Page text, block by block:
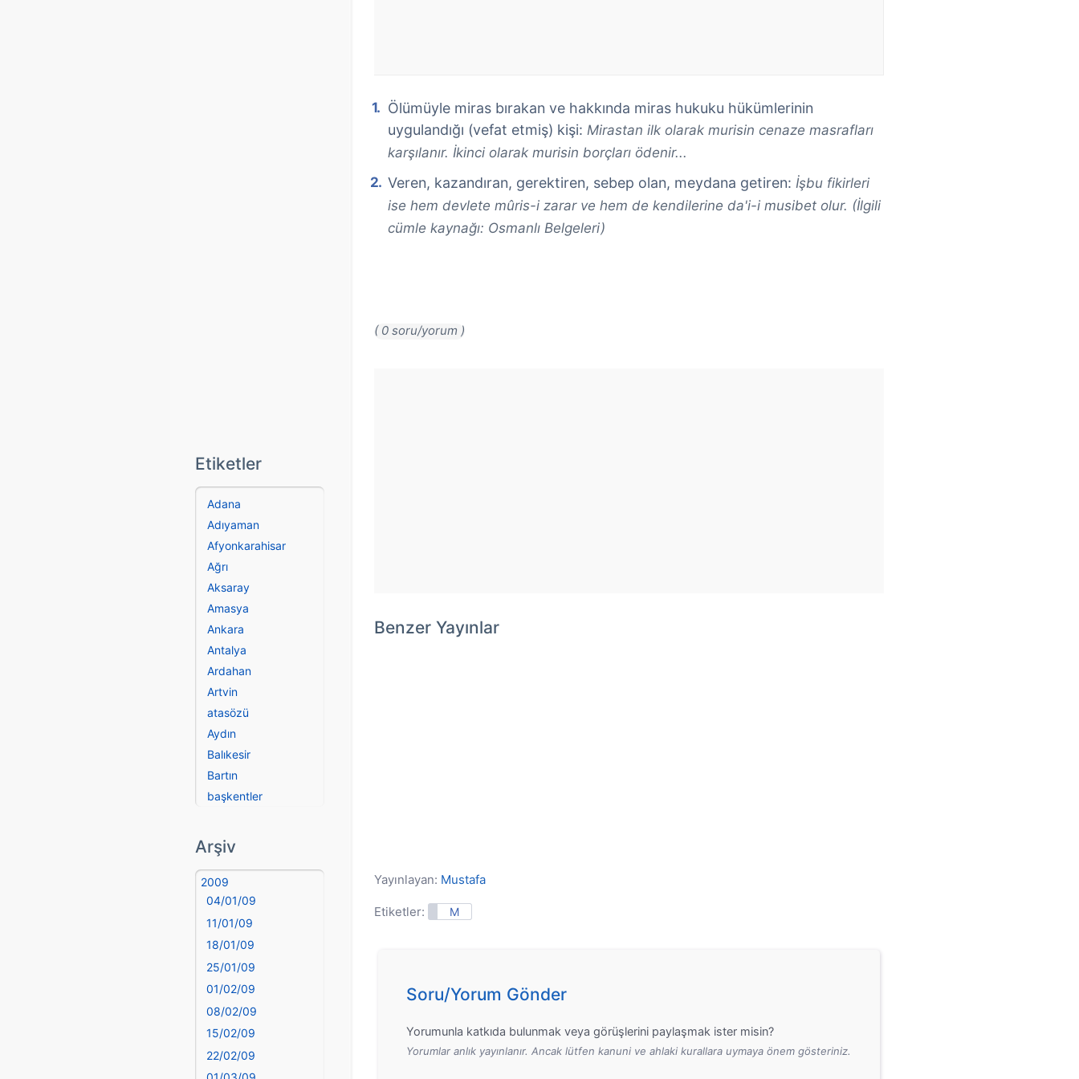
Ölümüyle miras bırakan ve hakkında miras hukuku hükümlerinin
uygulandığı (vefat etmiş) kişi: Mirastan ilk olarak murisin cenaze masrafları
karşılanır. İkinci olarak murisin borçları ödenir...
Veren, kazandıran, gerektiren, sebep olan, meydana getiren: İşbu fikirleri
ise hem devlete mûris-i zarar ve hem de kendilerine da'i-i musibet olur. (İlgili
cümle kaynağı: Osmanlı Belgeleri)
( 0 soru/yorum )
Benzer Yayınlar
Yayınlayan: Mustafa
Etiketler: M
Soru/Yorum Gönder
Yorumunla katkıda bulunmak veya görüşlerini paylaşmak ister misin?
Yorumlar anlık yayınlanır. Ancak lütfen kanuni ve ahlaki kurallara uymaya önem gösteriniz.
Etiketler
Adana
Adıyaman
Afyonkarahisar
Ağrı
Aksaray
Amasya
Ankara
Antalya
Ardahan
Artvin
atasözü
Aydın
Balıkesir
Bartın
başkentler
Bayburt
Bilecik
Bingöl
Bitlis
Bolu
Burdur
Bursa
Çanakkale
Çankırı
Çorum
Arşiv
2009
04/01/09
11/01/09
18/01/09
25/01/09
01/02/09
08/02/09
15/02/09
22/02/09